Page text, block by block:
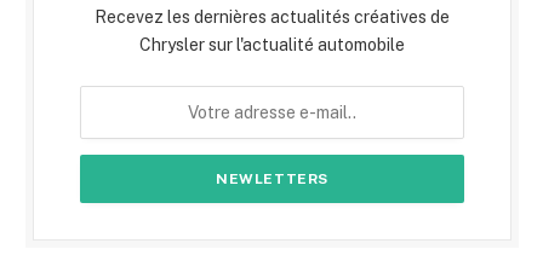
Recevez les dernières actualités créatives de
Chrysler sur l'actualité automobile